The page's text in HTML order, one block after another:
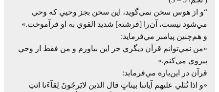
“و از هوس‌ سخن‌ نمي‌گويد، اين‌ سخن‌ بجز وحيي‌ كه‌ وحي‌
مي‌شود نيست، آن‌را [فرشته] شديد القوي‌ به‌ او فرآموخت.»
و هم‌چنين‌ پيامبر مي‌فرمايد:
«من‌ نمي‌توانم‌ قرآن‌ ديگري‌ جز اين‌ بياورم‌ و من‌ فقط‌ از وحي‌
پيروي‌ مي‌كنم.»
قرآن‌ در اين‌باره‌ مي‌فرمايد:
«و اذا تُتلي‌ عليهم‌ آياتنا بيناتٍ‌ قال‌ الذين‌ لايَرجُونَ‌ لِقآءَنا ائتِ‌